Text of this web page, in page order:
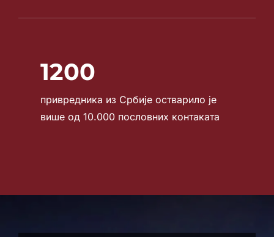
1200
привредника из Србије остварило је
више од 10.000 пословних контаката